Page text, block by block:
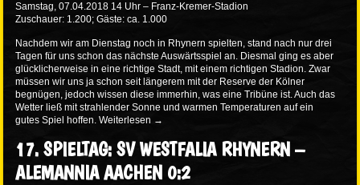
Samstag, 07.04.2018 14 Uhr – Franz-Kremer-Stadion
Zuschauer: 1.200; Gäste: ca. 1.000
Nachdem wir am Dienstag noch in Rhynern spielten, stand nach nur drei
Tagen für uns schon das nächste Auswärtsspiel an. Diesmal ging es aber
glücklicherweise in eine richtige Stadt, mit einem richtigen Stadion. Zwar
müssen wir uns ja schon seit längerem mit der Reserve der Kölner
begnügen, jedoch wissen diese immerhin, was eine Tribüne ist. Auch das
Wetter ließ mit strahlender Sonne und warmen Temperaturen auf ein
gutes Spiel hoffen.Weiterlesen →
17. SPIELTAG: SV WESTFALIA RHYNERN –
ALEMANNIA AACHEN 0:2